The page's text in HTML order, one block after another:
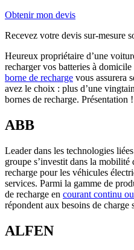
Obtenir mon devis
Recevez votre devis sur-mesure
Heureux propriétaire d’une
recharger vos batteries à domicile
borne de recharge vous assurera
avez le choix : plus d’une
bornes de recharge. Présentation !
ABB
Leader dans les technologies
groupe s’investit dans la mobilité
recharge pour les véhicules
services. Parmi la gamme de
de recharge en courant continu
répondent aux besoins de charge
ALFEN